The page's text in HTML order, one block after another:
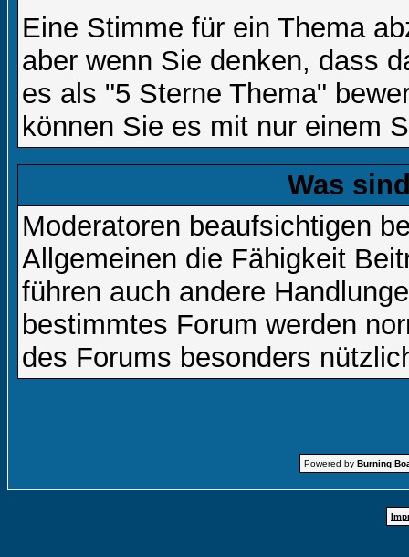
Eine Stimme für ein Thema
aber wenn Sie denken, dass
es als "5 Sterne Thema"
können Sie es mit nur einem
Was
Moderatoren beaufsichtigen
Allgemeinen die Fähigkeit
führen auch andere
bestimmtes Forum werden
des Forums besonders
Powered by Burning